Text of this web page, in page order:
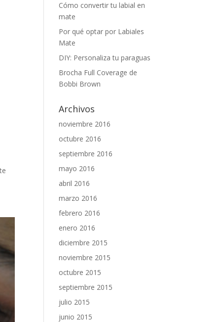
Cómo convertir tu labial en
mate
Por qué optar por Labiales
Mate
DIY: Personaliza tu paraguas
Brocha Full Coverage de
Bobbi Brown
Archivos
noviembre 2016
octubre 2016
septiembre 2016
mayo 2016
abril 2016
marzo 2016
febrero 2016
enero 2016
diciembre 2015
noviembre 2015
octubre 2015
septiembre 2015
julio 2015
junio 2015